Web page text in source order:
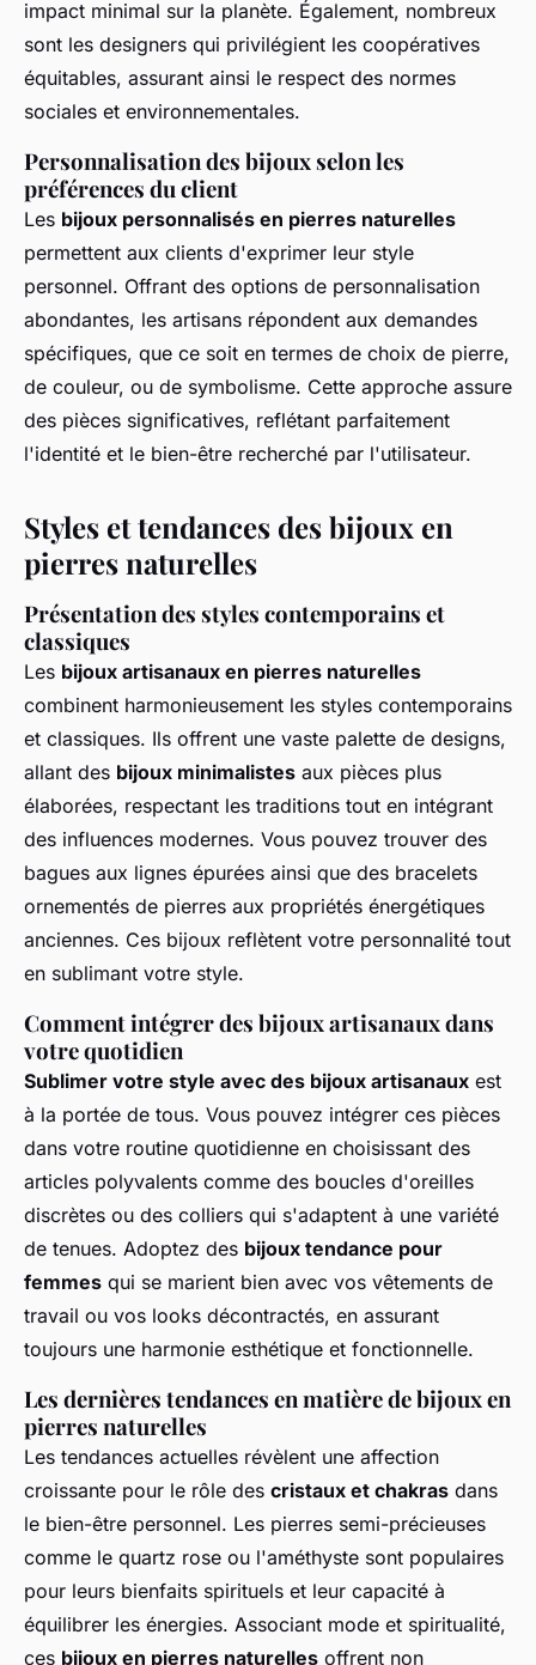
impact minimal sur la planète. Également, nombreux
sont les designers qui privilégient les coopératives
équitables, assurant ainsi le respect des normes
sociales et environnementales.
Personnalisation des bijoux selon les
préférences du client
Les bijoux personnalisés en pierres naturelles
permettent aux clients d'exprimer leur style
personnel. Offrant des options de personnalisation
abondantes, les artisans répondent aux demandes
spécifiques, que ce soit en termes de choix de pierre,
de couleur, ou de symbolisme. Cette approche assure
des pièces significatives, reflétant parfaitement
l'identité et le bien-être recherché par l'utilisateur.
Styles et tendances des bijoux en
pierres naturelles
Présentation des styles contemporains et
classiques
Les bijoux artisanaux en pierres naturelles
combinent harmonieusement les styles contemporains
et classiques. Ils offrent une vaste palette de designs,
allant des bijoux minimalistes aux pièces plus
élaborées, respectant les traditions tout en intégrant
des influences modernes. Vous pouvez trouver des
bagues aux lignes épurées ainsi que des bracelets
ornementés de pierres aux propriétés énergétiques
anciennes. Ces bijoux reflètent votre personnalité tout
en sublimant votre style.
Comment intégrer des bijoux artisanaux dans
votre quotidien
Sublimer votre style avec des bijoux artisanaux est
à la portée de tous. Vous pouvez intégrer ces pièces
dans votre routine quotidienne en choisissant des
articles polyvalents comme des boucles d'oreilles
discrètes ou des colliers qui s'adaptent à une variété
de tenues. Adoptez des bijoux tendance pour
femmes qui se marient bien avec vos vêtements de
travail ou vos looks décontractés, en assurant
toujours une harmonie esthétique et fonctionnelle.
Les dernières tendances en matière de bijoux en
pierres naturelles
Les tendances actuelles révèlent une affection
croissante pour le rôle des cristaux et chakras dans
le bien-être personnel. Les pierres semi-précieuses
comme le quartz rose ou l'améthyste sont populaires
pour leurs bienfaits spirituels et leur capacité à
équilibrer les énergies. Associant mode et spiritualité,
ces bijoux en pierres naturelles offrent non